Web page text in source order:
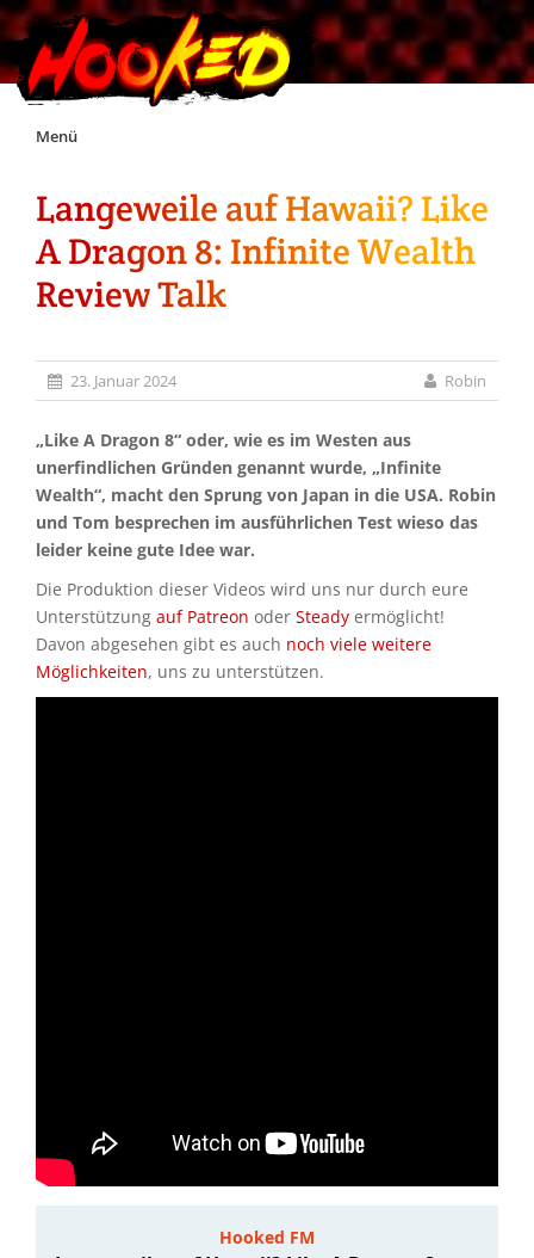
Skip
Menü
Unterstützt Hooked!
Exklusiv für Supporter*innen
Langeweile auf Hawaii? Like
A Dragon 8: Infinite Wealth
Review Talk
23. Januar 2024 Robin
„Like A Dragon 8“ oder, wie es im Westen aus
unerfindlichen Gründen genannt wurde, „Infinite
Wealth“, macht den Sprung von Japan in die USA. Robin
und Tom besprechen im ausführlichen Test wieso das
leider keine gute Idee war.
Die Produktion dieser Videos wird uns nur durch eure
Unterstützung auf Patreon oder Steady ermöglicht!
Davon abgesehen gibt es auch noch viele weitere
Möglichkeiten, uns zu unterstützen.